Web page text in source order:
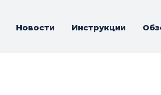
Новости Инструкции